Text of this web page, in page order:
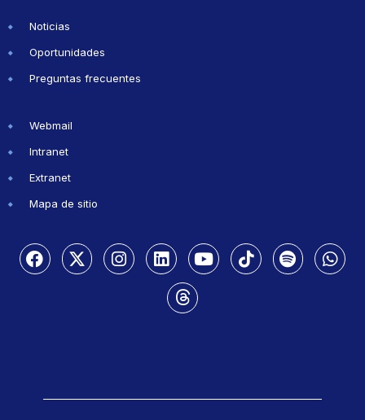
Noticias
Oportunidades
Preguntas frecuentes
Webmail
Intranet
Extranet
Mapa de sitio